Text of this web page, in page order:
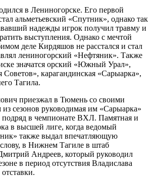
в Лениногорске. Его первой
альметьевский «Спутник», однако так
надежды игрок получил травму и
выступления. Однако с мечтой
деле Кирдяшов не расстался и стал
лениногорский «Нефтяник». Также
значатся орский «Южный Урал»,
карагандинская «Сарыарка»,
Тагила.
приезжал в Тюмень со своими
сезонов руководимая им «Сарыарка»
подряд в чемпионате ВХЛ. Памятная и
в высшей лиге, когда ведомый
также выдал впечатляющую
в Нижнем Тагиле в штаб
Андреев, который руководил
в период отсутствия Владислава